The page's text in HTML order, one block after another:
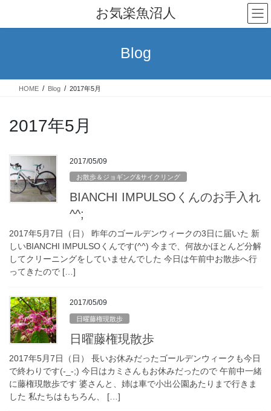
テ
ス
ゲ
ン
お気楽魚沼人
Blog
HOME Blog 2017年5月
2017年5月
2017/05/09
お散歩＆ジョギング&サイクリング
BIANCHI IMPULSOくんのお手入れ
^^;
2017年5月7日（日） 昨年のゴールデンウィークの3日に届いた 新
しいBIANCHI IMPULSOくんです(^^) 今まで、何故かほとんど分解
してクリーニングをしていませんでした 今日は午前中お散歩へ行
ってきたので […]
2017/05/09
日曜藤権現散歩
日曜藤権現散歩
2017年5月7日（日） 長いお休みだったゴールデンウィークも今日
で終わりです(-_-;) 今日はカミさんもお休みだったので 午前中一緒
に藤権現散歩です 婆さんと、姉は車で小出公園あたりまで行きま
した 私たちはもちろん、 […]